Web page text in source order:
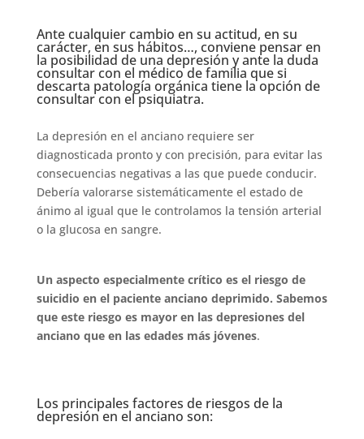
Ante cualquier cambio en su actitud, en su
carácter, en sus hábitos…, conviene pensar en
la posibilidad de una depresión y ante la duda
consultar con el médico de familia que si
descarta patología orgánica tiene la opción de
consultar con el psiquiatra.
La depresión en el anciano requiere ser
diagnosticada pronto y con precisión, para evitar las
consecuencias negativas a las que puede conducir.
Debería valorarse sistemáticamente el estado de
ánimo al igual que le controlamos la tensión arterial
o la glucosa en sangre.
Un aspecto especialmente crítico es el riesgo de
suicidio en el paciente anciano deprimido. Sabemos
que este riesgo es mayor en las depresiones del
anciano que en las edades más jóvenes.
Los principales factores de riesgos de la
depresión en el anciano son: